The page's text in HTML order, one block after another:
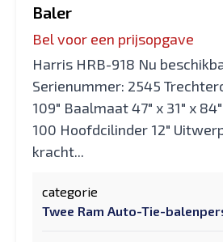
Baler
Bel voor een prijsopgave
Harris HRB-918 Nu
Serienummer: 2545
109" Baalmaat 47" x 31" x
100 Hoofdcilinder 12"
kracht...
categorie
Twee Ram Auto-Tie-